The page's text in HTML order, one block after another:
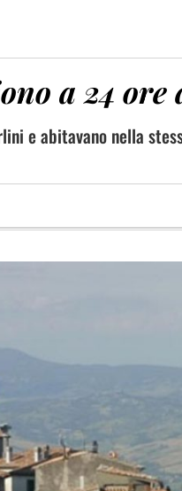
a 24 ore
e abitavano nella